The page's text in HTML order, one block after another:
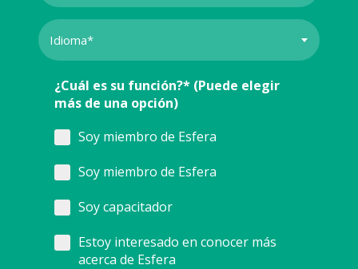
¿Cuál es su función?* (Puede elegir
más de una opción)
Soy miembro de Esfera
Soy miembro de Esfera
Soy capacitador
Estoy interesado en conocer más
acerca de Esfera